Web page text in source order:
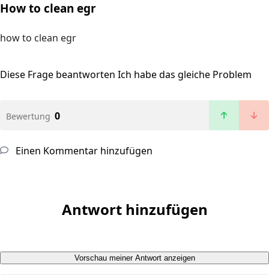
How to clean egr
how to clean egr
Diese Frage beantworten Ich habe das gleiche Problem
Bewertung 0
Einen Kommentar hinzufügen
Antwort hinzufügen
Vorschau meiner Antwort anzeigen